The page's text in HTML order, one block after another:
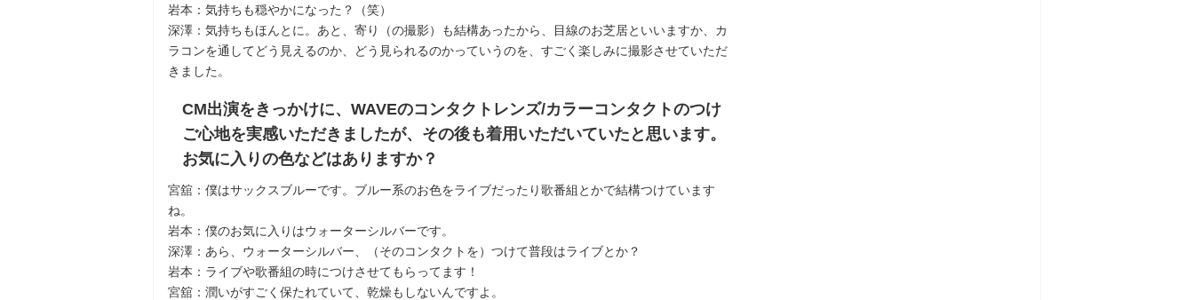
岩本：気持ちも穏やかになった？（笑）
深澤：気持ちもほんとに。あと、寄り（の撮影）も結構あったから、目線のお芝居といいますか、カ
ラコンを通してどう見えるのか、どう見られるのかっていうのを、すごく楽しみに撮影させていただ
きました。
CM出演をきっかけに、WAVEのコンタクトレンズ/カラーコンタクトのつけ
ご心地を実感いただきましたが、その後も着用いただいていたと思います。
お気に入りの色などはありますか？
宮舘：僕はサックスブルーです。ブルー系のお色をライブだったり歌番組とかで結構つけています
ね。
岩本：僕のお気に入りはウォーターシルバーです。
深澤：あら、ウォーターシルバー、（そのコンタクトを）つけて普段はライブとか？
岩本：ライブや歌番組の時につけさせてもらってます！
宮舘：潤いがすごく保たれていて、乾燥もしないんですよ。